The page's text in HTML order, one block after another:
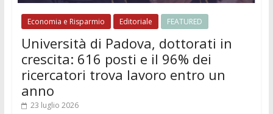
Economia e Risparmio Editoriale FEATURED
Università di Padova, dottorati in
crescita: 616 posti e il 96% dei
ricercatori trova lavoro entro un
anno
23 luglio 2026